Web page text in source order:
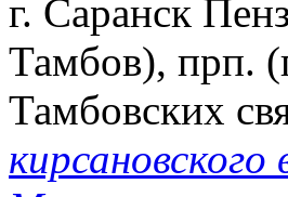
г. Саранск
Тамбов), прп.
Тамбовских